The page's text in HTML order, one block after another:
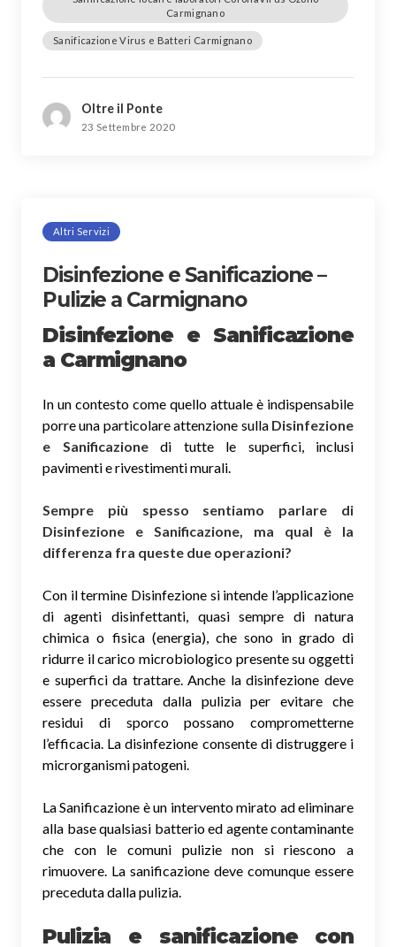
Carmignano
Sanificazione Virus e Batteri Carmignano
Oltre il Ponte
23 Settembre 2020
Altri Servizi
Disinfezione e Sanificazione –
Pulizie a Carmignano
Disinfezione e Sanificazione
a Carmignano
In un contesto come quello attuale è indispensabile
porre una particolare attenzione sulla Disinfezione
e Sanificazionedi tutte le superfici, inclusi
pavimenti e rivestimenti murali.
Sempre più spesso sentiamo parlare di
Disinfezione e Sanificazione, ma qual è la
differenza fra queste due operazioni?
Con il termine Disinfezione si intende l’applicazione
di agenti disinfettanti, quasi sempre di natura
chimica o fisica (energia), che sono in grado di
ridurre il carico microbiologico presente su oggetti
e superfici da trattare. Anche la disinfezione deve
essere preceduta dalla pulizia per evitare che
residui di sporco possano comprometterne
l’efficacia. La disinfezione consente di distruggere i
microrganismi patogeni.
La Sanificazione è un intervento mirato ad eliminare
alla base qualsiasi batterio ed agente contaminante
che con le comuni pulizie non si riescono a
rimuovere. La sanificazione deve comunque essere
preceduta dalla pulizia.
Pulizia e sanificazione con